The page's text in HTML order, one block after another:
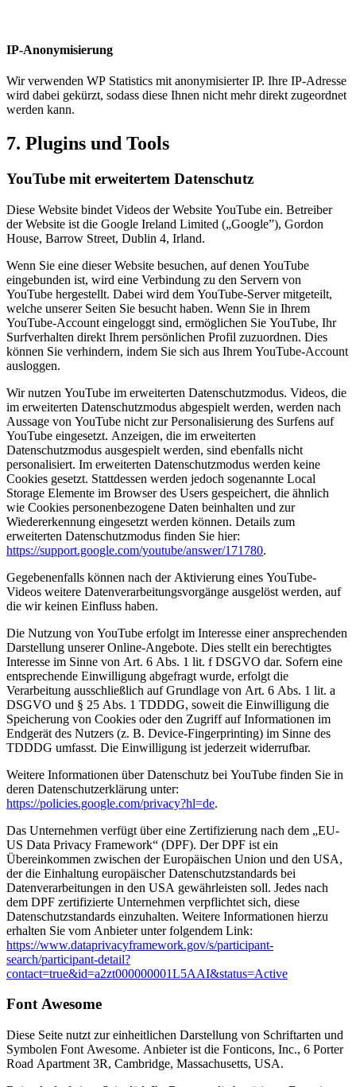
IP-Anonymisierung
Wir verwenden WP Statistics mit anonymisierter IP. Ihre IP-Adresse
wird dabei gekürzt, sodass diese Ihnen nicht mehr direkt zugeordnet
werden kann.
7. Plugins und Tools
YouTube mit erweitertem Datenschutz
Diese Website bindet Videos der Website YouTube ein. Betreiber
der Website ist die Google Ireland Limited („Google”), Gordon
House, Barrow Street, Dublin 4, Irland.
Wenn Sie eine dieser Website besuchen, auf denen YouTube
eingebunden ist, wird eine Verbindung zu den Servern von
YouTube hergestellt. Dabei wird dem YouTube-Server mitgeteilt,
welche unserer Seiten Sie besucht haben. Wenn Sie in Ihrem
YouTube-Account eingeloggt sind, ermöglichen Sie YouTube, Ihr
Surfverhalten direkt Ihrem persönlichen Profil zuzuordnen. Dies
können Sie verhindern, indem Sie sich aus Ihrem YouTube-Account
ausloggen.
Wir nutzen YouTube im erweiterten Datenschutzmodus. Videos, die
im erweiterten Datenschutzmodus abgespielt werden, werden nach
Aussage von YouTube nicht zur Personalisierung des Surfens auf
YouTube eingesetzt. Anzeigen, die im erweiterten
Datenschutzmodus ausgespielt werden, sind ebenfalls nicht
personalisiert. Im erweiterten Datenschutzmodus werden keine
Cookies gesetzt. Stattdessen werden jedoch sogenannte Local
Storage Elemente im Browser des Users gespeichert, die ähnlich
wie Cookies personenbezogene Daten beinhalten und zur
Wiedererkennung eingesetzt werden können. Details zum
erweiterten Datenschutzmodus finden Sie hier:
https://support.google.com/youtube/answer/171780.
Gegebenenfalls können nach der Aktivierung eines YouTube-
Videos weitere Datenverarbeitungsvorgänge ausgelöst werden, auf
die wir keinen Einfluss haben.
Die Nutzung von YouTube erfolgt im Interesse einer ansprechenden
Darstellung unserer Online-Angebote. Dies stellt ein berechtigtes
Interesse im Sinne von Art. 6 Abs. 1 lit. f DSGVO dar. Sofern eine
entsprechende Einwilligung abgefragt wurde, erfolgt die
Verarbeitung ausschließlich auf Grundlage von Art. 6 Abs. 1 lit. a
DSGVO und § 25 Abs. 1 TDDDG, soweit die Einwilligung die
Speicherung von Cookies oder den Zugriff auf Informationen im
Endgerät des Nutzers (z. B. Device-Fingerprinting) im Sinne des
TDDDG umfasst. Die Einwilligung ist jederzeit widerrufbar.
Weitere Informationen über Datenschutz bei YouTube finden Sie in
deren Datenschutzerklärung unter:
https://policies.google.com/privacy?hl=de.
Das Unternehmen verfügt über eine Zertifizierung nach dem „EU-
US Data Privacy Framework“ (DPF). Der DPF ist ein
Übereinkommen zwischen der Europäischen Union und den USA,
der die Einhaltung europäischer Datenschutzstandards bei
Datenverarbeitungen in den USA gewährleisten soll. Jedes nach
dem DPF zertifizierte Unternehmen verpflichtet sich, diese
Datenschutzstandards einzuhalten. Weitere Informationen hierzu
erhalten Sie vom Anbieter unter folgendem Link:
https://www.dataprivacyframework.gov/s/participant-
search/participant-detail?
contact=true&id=a2zt000000001L5AAI&status=Active
Font Awesome
Diese Seite nutzt zur einheitlichen Darstellung von Schriftarten und
Symbolen Font Awesome. Anbieter ist die Fonticons, Inc., 6 Porter
Road Apartment 3R, Cambridge, Massachusetts, USA.